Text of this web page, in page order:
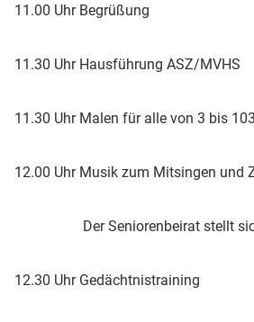
11.00 Uhr Begrüßung
11.30 Uhr Hausführung ASZ/MVHS
11.30 Uhr Malen für alle von 3 bis 103
12.00 Uhr Musik zum Mitsingen und
Der Seniorenbeirat stellt
12.30 Uhr Gedächtnistraining